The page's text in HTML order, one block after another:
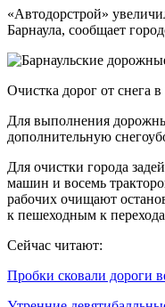
«Автодорстрой»
Барнаула, сообщает
Очистка дорог от снега в
Для выполнения
дополнительную
Для очистки города
машин и восемь
рабочих очищают
к пешеходным к
Сейчас читают:
Пробки сковали дороги